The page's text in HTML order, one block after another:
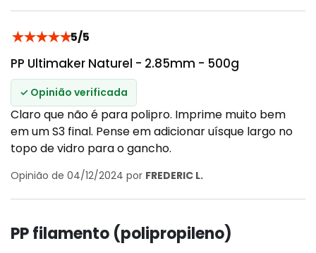
★★★★★5/5
PP Ultimaker Naturel - 2.85mm - 500g
✓ Opinião verificada
Claro que não é para polipro. Imprime muito bem
em um S3 final. Pense em adicionar uísque largo no
topo de vidro para o gancho.
Opinião de 04/12/2024 por FREDERIC L.
PP filamento (polipropileno)